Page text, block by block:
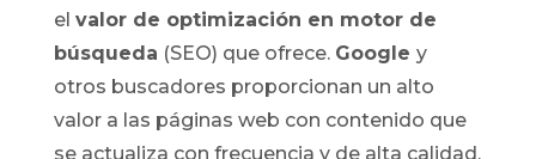
el valor de optimización en motor de
búsqueda (SEO) que ofrece. Google y
otros buscadores proporcionan un alto
valor a las páginas web con contenido que
se actualiza con frecuencia y de alta calidad.